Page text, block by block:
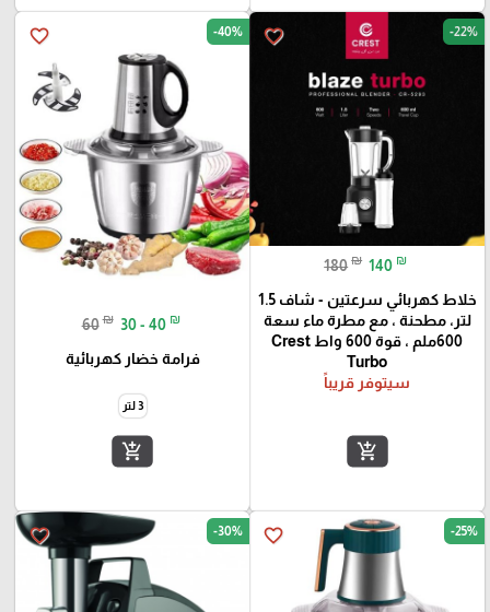
favorite_border -22%
180 ₪ 140 ₪
خلاط كهربائي سرعتين - شاف 1.5
لتر، مطحنة ، مع مطرة ماء سعة
600ملم ، قوة 600 واط Crest
Turbo
سيتوفر قريباً
add_shopping_cart
favorite_border -40%
60 ₪ 30 - 40 ₪
فرامة خضار كهربائية
3 لتر
add_shopping_cart
favorite_border -25%
favorite_border -30%